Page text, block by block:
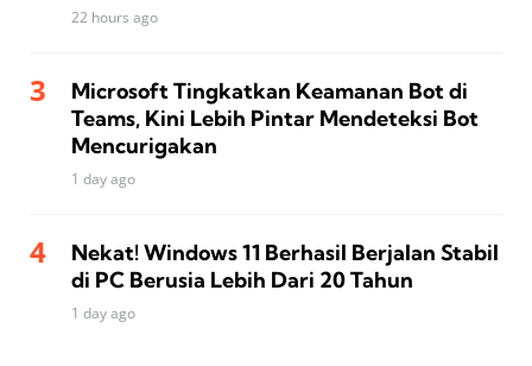
22 hours ago
Microsoft Tingkatkan Keamanan Bot di
Teams, Kini Lebih Pintar Mendeteksi Bot
Mencurigakan
1 day ago
Nekat! Windows 11 Berhasil Berjalan Stabil
di PC Berusia Lebih Dari 20 Tahun
1 day ago